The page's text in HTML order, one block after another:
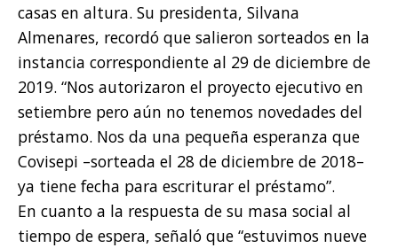
casas en altura. Su presidenta, Silvana
Almenares, recordó que salieron sorteados en la
instancia correspondiente al 29 de diciembre de
2019. “Nos autorizaron el proyecto ejecutivo en
setiembre pero aún no tenemos novedades del
préstamo. Nos da una pequeña esperanza que
Covisepi –sorteada el 28 de diciembre de 2018–
ya tiene fecha para escriturar el préstamo”.
En cuanto a la respuesta de su masa social al
tiempo de espera, señaló que “estuvimos nueve